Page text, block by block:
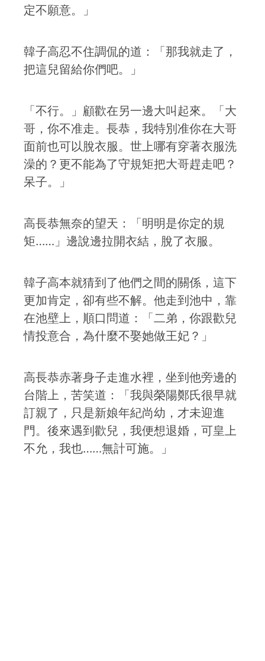
定不願意。」
韓子高忍不住調侃的道：「那我就走了，
把這兒留給你們吧。」
「不行。」顧歡在另一邊大叫起來。「大
哥，你不准走。長恭，我特別准你在大哥
面前也可以脫衣服。世上哪有穿著衣服洗
澡的？更不能為了守規矩把大哥趕走吧？
呆子。」
高長恭無奈的望天：「明明是你定的規
矩……」邊說邊拉開衣結，脫了衣服。
韓子高本就猜到了他們之間的關係，這下
更加肯定，卻有些不解。他走到池中，靠
在池壁上，順口問道：「二弟，你跟歡兒
情投意合，為什麼不娶她做王妃？」
高長恭赤著身子走進水裡，坐到他旁邊的
台階上，苦笑道：「我與榮陽鄭氏很早就
訂親了，只是新娘年紀尚幼，才未迎進
門。後來遇到歡兒，我便想退婚，可皇上
不允，我也……無計可施。」